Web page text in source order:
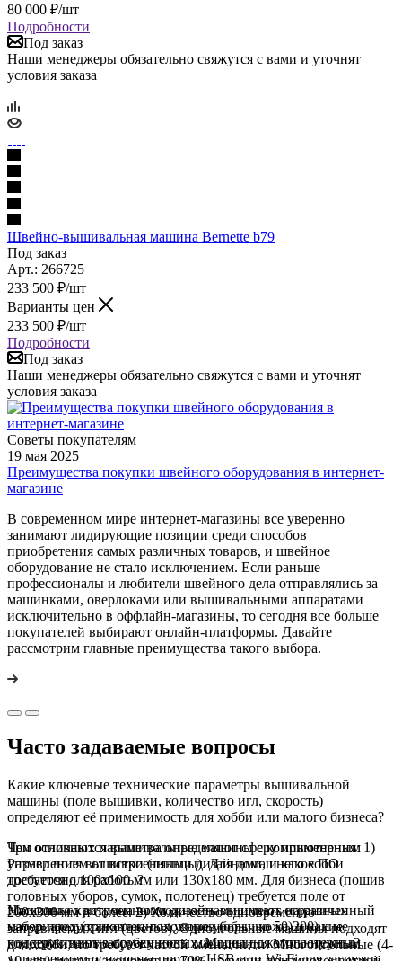
80 000 ₽/шт
Подробности
Под заказ
Наши менеджеры обязательно свяжутся с вами и уточнят
условия заказа
Швейно-вышивальная машина Bernette b79
Под заказ
Арт.: 266725
233 500 ₽/шт
Варианты цен
233 500 ₽/шт
Подробности
Под заказ
Наши менеджеры обязательно свяжутся с вами и уточнят
условия заказа
Советы покупателям
19 мая 2025
Преимущества покупки швейного оборудования в интернет-
магазине
В современном мире интернет-магазины все уверенно
занимают лидирующие позиции среди способов
приобретения самых различных товаров, и швейное
оборудование не стало исключением. Если раньше
профессионалы и любители швейного дела отправлялись за
машинками, оверлоками или вышивальными аппаратами
исключительно в оффлайн-магазины, то сегодня все больше
покупателей выбирают онлайн-платформы. Давайте
рассмотрим главные преимущества такого выбора.
Часто задаваемые вопросы
Какие ключевые технические параметры вышивальной
машины (поле вышивки, количество игл, скорость)
определяют её применимость для хобби или малого бизнеса?
Три основных параметра определяют сферу применения: 1)
Размер поля вышивки (пяльцы). Для домашнего хобби
достаточно 100x100 мм или 130x180 мм. Для бизнеса (пошив
головных уборов, сумок, полотенец) требуется поле от
200x300 мм и более. 2) Количество одновременно
заправляемых игл (цветов). Одноигольные машины подходят
для хобби, но требуют частой смены нити. Многоигольные (4-
Чем отличаются вышивальные машины с компьютерным
управлением от встроенными дизайнами, и какое ПО
требуется для работы?
Машины со встроенными дизайнами имеют ограниченный
набор предустановленных узоров (обычно 50-200) и не
поддерживают загрузку новых. Модели с компьютерным
Насколько критична возможность вышивать на разных
материалах (трикотаж, головные уборы, кожа) и какие
конструктивные особенности машины для этого нужны?